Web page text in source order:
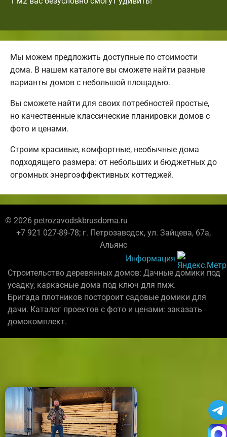
Мы можем предложить доступные по стоимости
дома. В нашем каталоге вы сможете найти разные
варианты домов с небольшой площадью.
Вы сможете найти для своих потребностей простые,
но качественные классические планировки домов с
фото и ценами.
Строим красивые, комфортные, необычные дома
подходящего размера: от небольших и бюджетных до
огромных энергоэффективных коттеджей.
© 2026 petrozavodskbrusdoma.ru
+7 921 027-89-78; г. Петрозаводск, ул. Зайцева, 67а,
Альянс
Информация
Строительство деревянных домов: Дачные домики под
усадку, каркасные дома под ключ для пмж.
Бригада плотников постороит садовые домики для
дачи. Каталог проектов с фото и ценами: заказать
домокомплект.